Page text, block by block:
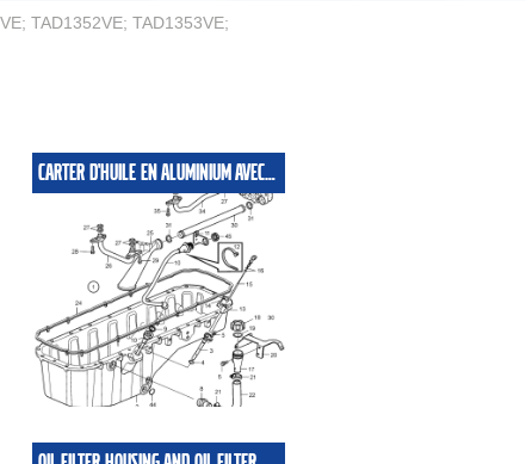
TAD1352VE; TAD1353VE;
CARTER D'HUILE EN ALUMINIUM AVEC REMPLISSAGE HUILE